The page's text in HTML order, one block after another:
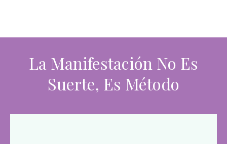
La Manifestación No Es
Suerte, Es Método